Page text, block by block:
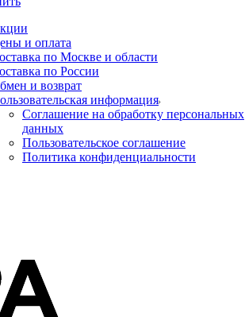
и оплата
по Москве и области
по России
и возврат
информация
Соглашение на обработку персональных
данных
Пользовательское соглашение
Политика конфиденциальности